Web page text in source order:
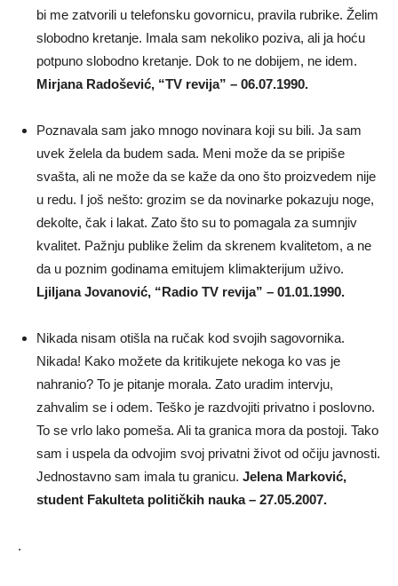
bi me zatvorili u telefonsku govornicu, pravila rubrike. Želim
slobodno kretanje. Imala sam nekoliko poziva, ali ja hoću
potpuno slobodno kretanje. Dok to ne dobijem, ne idem.
Mirjana Radošević, “TV revija” – 06.07.1990.
Poznavala sam jako mnogo novinara koji su bili. Ja sam
uvek želela da budem sada. Meni može da se pripiše
svašta, ali ne može da se kaže da ono što proizvedem nije
u redu. I još nešto: grozim se da novinarke pokazuju noge,
dekolte, čak i lakat. Zato što su to pomagala za sumnjiv
kvalitet. Pažnju publike želim da skrenem kvalitetom, a ne
da u poznim godinama emitujem klimakterijum uživo.
Ljiljana Jovanović, “Radio TV revija” – 01.01.1990.
Nikada nisam otišla na ručak kod svojih sagovornika.
Nikada! Kako možete da kritikujete nekoga ko vas je
nahranio? To je pitanje morala. Zato uradim intervju,
zahvalim se i odem. Teško je razdvojiti privatno i poslovno.
To se vrlo lako pomeša. Ali ta granica mora da postoji. Tako
sam i uspela da odvojim svoj privatni život od očiju javnosti.
Jednostavno sam imala tu granicu. Jelena Marković,
student Fakulteta političkih nauka – 27.05.2007.
.